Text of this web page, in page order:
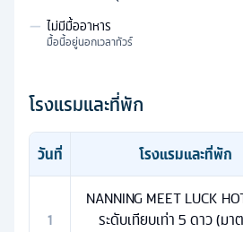
— ไม่มีมื้ออาหาร
มื้อนี้อยู่นอกเวลาทัวร์
โรงแรมและที่พัก
วันที่ โรงแรมและที่พัก
1
NANNING MEET LUCK
ระดับเทียบเท่า 5 ดาว (มา